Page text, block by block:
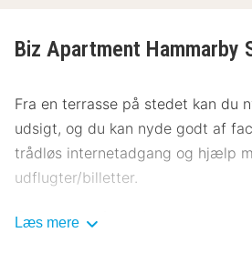
Biz Apartment Hammarby
Fra en terrasse på stedet kan du
udsigt, og du kan nyde godt af
trådløs internetadgang og hjælp
udflugter/billetter.
Tag et smut forbi den lokale
Læs mere